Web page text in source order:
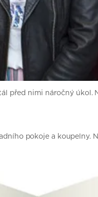
před nimi náročný
pokoje a